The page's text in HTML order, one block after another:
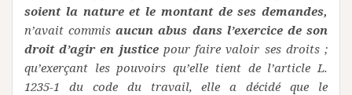
soient la nature et le montant de ses demandes,
n’avait commisaucun abus dans l’exercice de son
droit d’agir en justice pour faire valoir ses droits ;
qu’exerçant les pouvoirs qu’elle tient de l’article L.
1235-1 du code du travail, elle a décidé que le